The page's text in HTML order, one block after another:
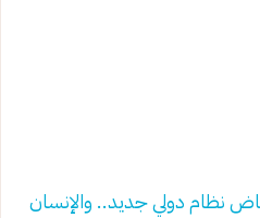
نظام دولي جديد.. والإنسان